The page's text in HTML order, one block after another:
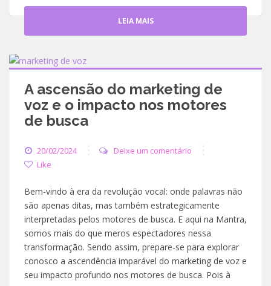
LEIA MAIS
A ascensão do marketing de
voz e o impacto nos motores
de busca
20/02/2024
Deixe um comentário
Like
Bem-vindo à era da revolução vocal: onde palavras não
são apenas ditas, mas também estrategicamente
interpretadas pelos motores de busca. E aqui na Mantra,
somos mais do que meros espectadores nessa
transformação. Sendo assim, prepare-se para explorar
conosco a ascendência imparável do marketing de voz e
seu impacto profundo nos motores de busca. Pois à